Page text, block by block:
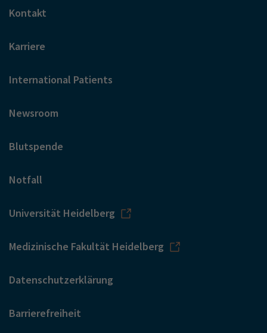
Kontakt
Karriere
International Patients
Newsroom
Blutspende
Notfall
Universität Heidelberg
Medizinische Fakultät Heidelberg
Datenschutzerklärung
Barrierefreiheit